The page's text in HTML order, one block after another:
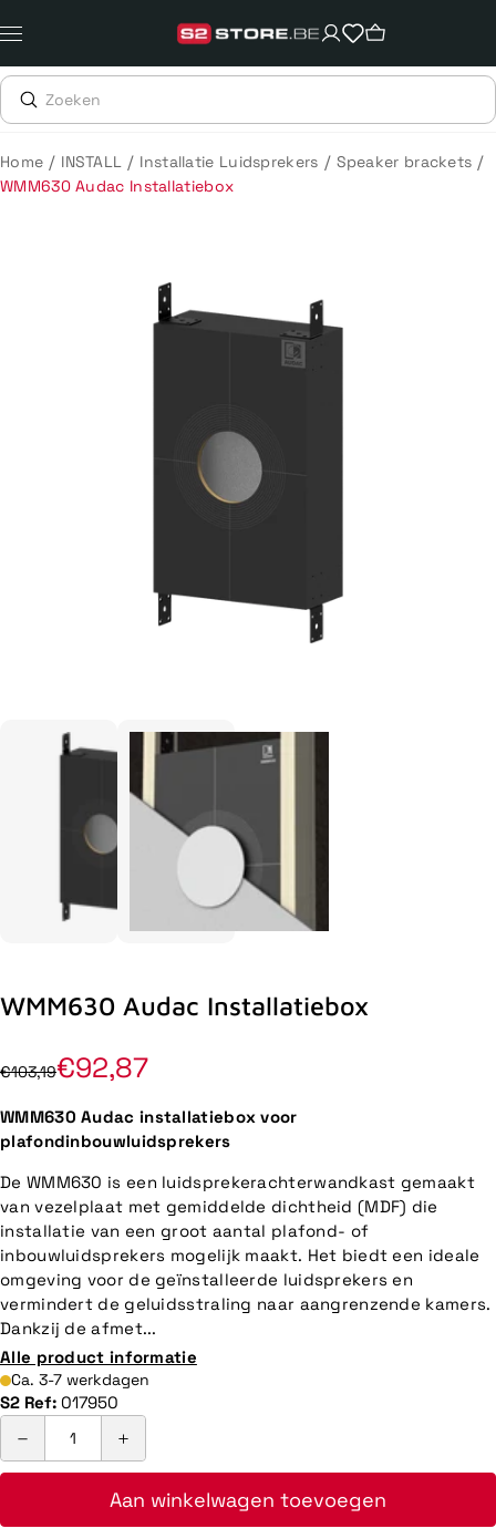
naar
content
Home / INSTALL / Installatie Luidsprekers / Speaker brackets /
WMM630 Audac Installatiebox
WMM630 Audac Installatiebox
€103,19€92,87
WMM630 Audac installatiebox voor
plafondinbouwluidsprekers
De WMM630 is een luidsprekerachterwandkast gemaakt
van vezelplaat met gemiddelde dichtheid (MDF) die
installatie van een groot aantal plafond- of
inbouwluidsprekers mogelijk maakt. Het biedt een ideale
omgeving voor de geïnstalleerde luidsprekers en
vermindert de geluidsstraling naar aangrenzende kamers.
Dankzij de afmet...
Alle product informatie
Ca. 3-7 werkdagen
S2 Ref: 017950
Aan winkelwagen toevoegen